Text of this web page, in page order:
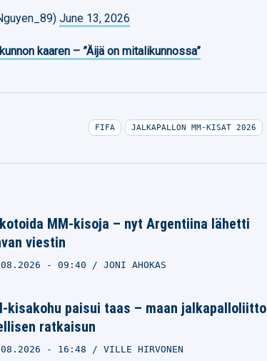
June 13, 2026
kaaren – ”Äijä on mitalikunnossa”
FIFA JALKAPALLON MM-KISAT 2026
MM-kisoja – nyt Argentiina lähetti
viestin
- 09:40 JONI AHOKAS
kisakohu paisui taas – maan jalkapalloliitto
ratkaisun
- 16:48 VILLE HIRVONEN